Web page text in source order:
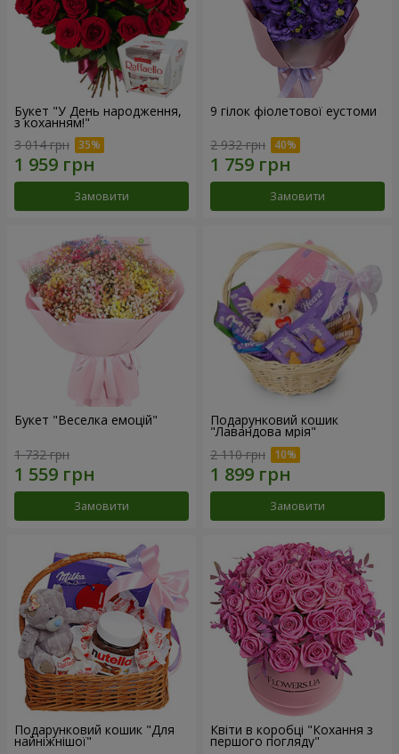
Букет "У День народження,
з коханням!"
3 014 грн
Замовити
9 гілок фіолетової еустоми
2 932 грн
Замовити
Букет "Веселка емоцій"
1 732 грн
Замовити
Подарунковий кошик
"Лавандова мрія"
2 110 грн
Замовити
Подарунковий кошик "Для
найніжнішої"
Квіти в коробці "Кохання з
першого погляду"